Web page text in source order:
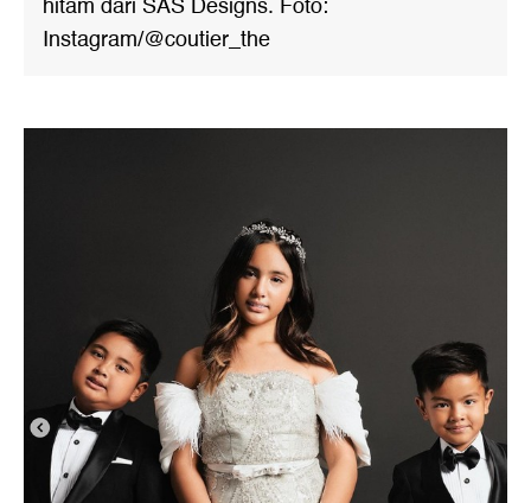
Instagram/@coutier_the